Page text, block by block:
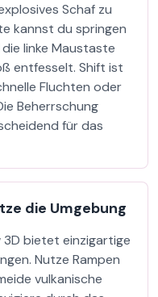
Schaf zu
kannst du springen
linke Maustaste
entfesselt. Shift ist
Fluchten oder
Beherrschung
für das
die Umgebung
bietet einzigartige
Nutze Rampen
vulkanische